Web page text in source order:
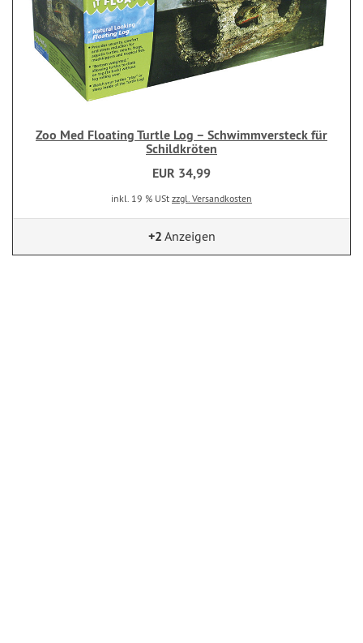
Zoo Med Floating Turtle Log – Schwimmversteck für
Schildkröten
EUR 34,99
inkl. 19 % USt zzgl. Versandkosten
+2 Anzeigen